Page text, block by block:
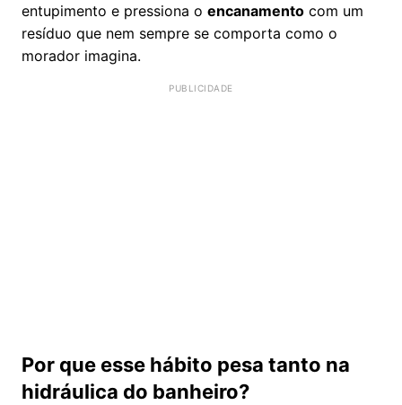
entupimento e pressiona o encanamento com um
resíduo que nem sempre se comporta como o
morador imagina.
Por que esse hábito pesa tanto na
hidráulica do banheiro?